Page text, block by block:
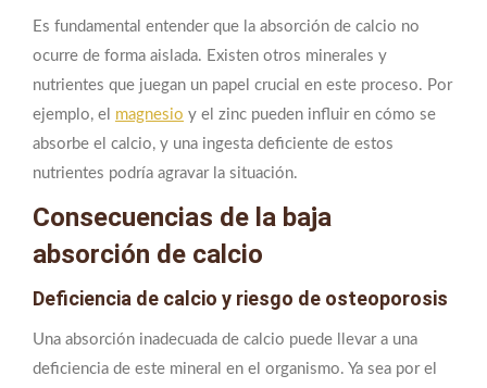
Es fundamental entender que la absorción de calcio no
ocurre de forma aislada. Existen otros minerales y
nutrientes que juegan un papel crucial en este proceso. Por
ejemplo, el magnesio y el zinc pueden influir en cómo se
absorbe el calcio, y una ingesta deficiente de estos
nutrientes podría agravar la situación.
Consecuencias de la baja
absorción de calcio
Deficiencia de calcio y riesgo de osteoporosis
Una absorción inadecuada de calcio puede llevar a una
deficiencia de este mineral en el organismo. Ya sea por el